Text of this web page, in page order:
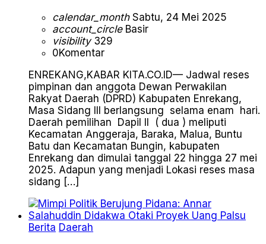
calendar_monthSabtu, 24 Mei 2025
account_circleBasir
visibility329
0Komentar
ENREKANG,KABAR KITA.CO.ID— Jadwal reses
pimpinan dan anggota Dewan Perwakilan
Rakyat Daerah (DPRD) Kabupaten Enrekang,
Masa Sidang III berlangsung selama enam hari.
Daerah pemilihan Dapil II ( dua ) meliputi
Kecamatan Anggeraja, Baraka, Malua, Buntu
Batu dan Kecamatan Bungin, kabupaten
Enrekang dan dimulai tanggal 22 hingga 27 mei
2025. Adapun yang menjadi Lokasi reses masa
sidang […]
Berita Daerah